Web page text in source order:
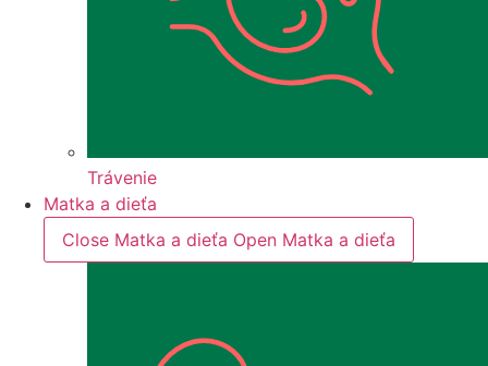
Trávenie
Matka a dieťa
Close Matka a dieťa Open Matka a dieťa